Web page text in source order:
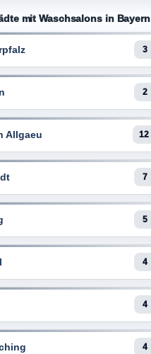
mit Waschsalons in Bayern
3
2
Allgaeu 12
7
5
4
4
4